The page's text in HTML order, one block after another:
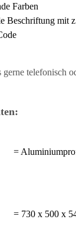
Farben
Beschriftung mit
gerne telefonisch
=
= 730 x 500 x